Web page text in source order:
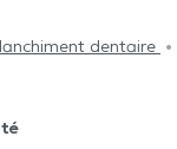
dentaire